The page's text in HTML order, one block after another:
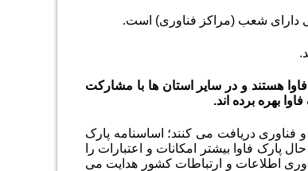
.
هستند و در سایر استان ها با مشارکت
بهره برده اند.
دریافت می کنند؛ اساسنامه پارک
فاوا بیشتر امکانات و اعتبارات را
اطلاعات و ارتباطات کشور هدایت می